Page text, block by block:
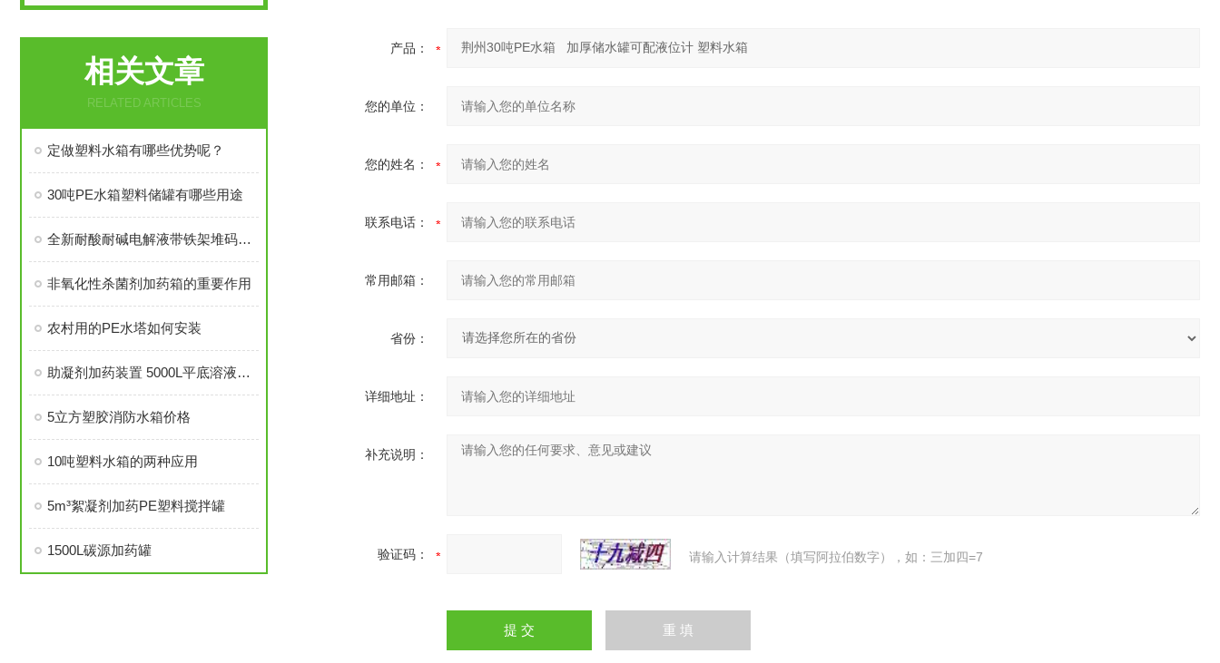
相关文章
RELATED ARTICLES
定做塑料水箱有哪些优势呢？
30吨PE水箱塑料储罐有哪些用途
全新耐酸耐碱电解液带铁架堆码方桶的优势
非氧化性杀菌剂加药箱的重要作用
农村用的PE水塔如何安装
助凝剂加药装置 5000L平底溶液罐PE桶2.2kw搅拌机
5立方塑胶消防水箱价格
10吨塑料水箱的两种应用
5m³絮凝剂加药PE塑料搅拌罐
1500L碳源加药罐
产品：
您的单位：
您的姓名：
联系电话：
常用邮箱：
省份：
详细地址：
补充说明：
验证码： 请输入计算结果（填写阿拉伯数字），如：三加四=7